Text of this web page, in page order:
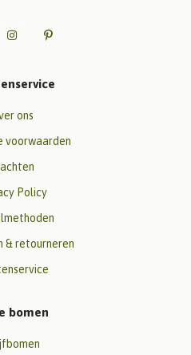
ons
voorwaarden
Policy
& retourneren
bomen